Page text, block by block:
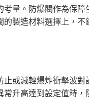
量。防爆閥作為保
製造材料選擇上，不
或減輕爆炸衝擊波
升高達到設定值時